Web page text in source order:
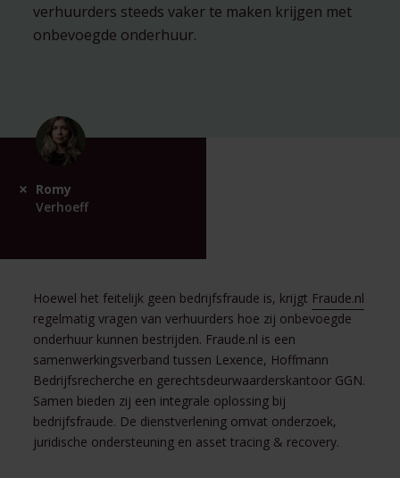
verhuurders steeds vaker te maken krijgen met
onbevoegde onderhuur.
Romy
Verhoeff
Hoewel het feitelijk geen bedrijfsfraude is, krijgt Fraude.nl
regelmatig vragen van verhuurders hoe zij onbevoegde
onderhuur kunnen bestrijden. Fraude.nl is een
samenwerkingsverband tussen Lexence, Hoffmann
Bedrijfsrecherche en gerechtsdeurwaarderskantoor GGN.
Samen bieden zij een integrale oplossing bij
bedrijfsfraude. De dienstverlening omvat onderzoek,
juridische ondersteuning en asset tracing & recovery.